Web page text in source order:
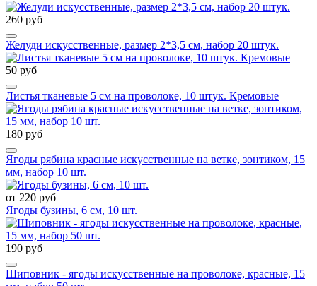
260 руб
Желуди искусственные, размер 2*3,5 см, набор 20 штук.
50 руб
Листья тканевые 5 см на проволоке, 10 штук. Кремовые
180 руб
Ягоды рябина красные искусственные на ветке, зонтиком, 15
мм, набор 10 шт.
от 220 руб
Ягоды бузины, 6 см, 10 шт.
190 руб
Шиповник - ягоды искусственные на проволоке, красные, 15